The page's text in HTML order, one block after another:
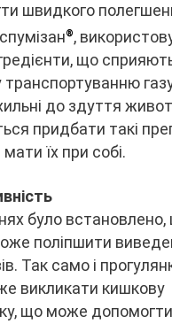
швидкого
®,
що
до здуття
придбати такі
мати їх при собі.
було встановлено,
поліпшити
Так само і
викликати кишкову
що може